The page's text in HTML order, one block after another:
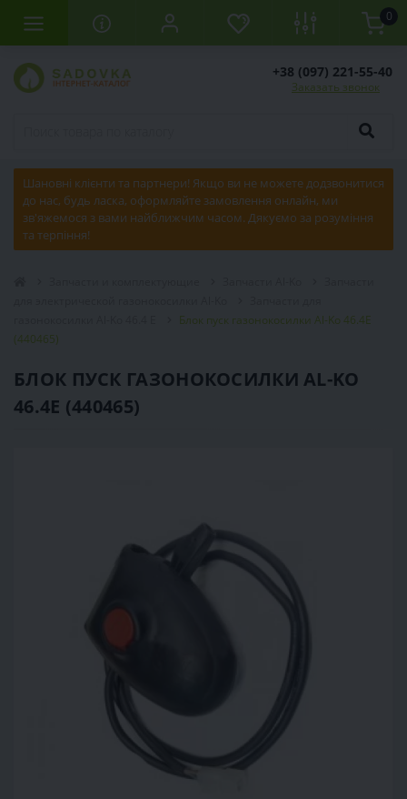
0
+38 (097) 221-55-40
Заказать звонок
Шановні клієнти та партнери! Якщо ви не можете додзвонитися
до нас, будь ласка, оформляйте замовлення онлайн, ми
зв'яжемося з вами найближчим часом. Дякуємо за розуміння
та терпіння!
Блок пуск газонокосилки Al-Ko 46.4E
(440465)
БЛОК ПУСК ГАЗОНОКОСИЛКИ AL-KO
46.4E (440465)